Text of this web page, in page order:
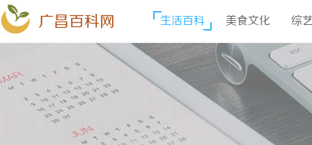
广昌百科网 生活百科 美食文化 综